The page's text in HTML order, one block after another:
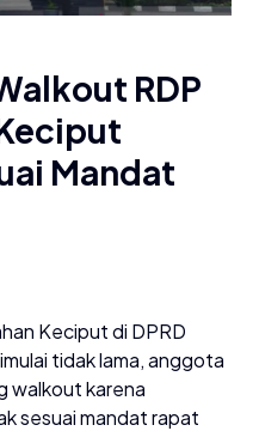
RDP
Mandat
Keciput di DPRD
tidak lama, anggota
walkout karena
sesuai mandat rapat